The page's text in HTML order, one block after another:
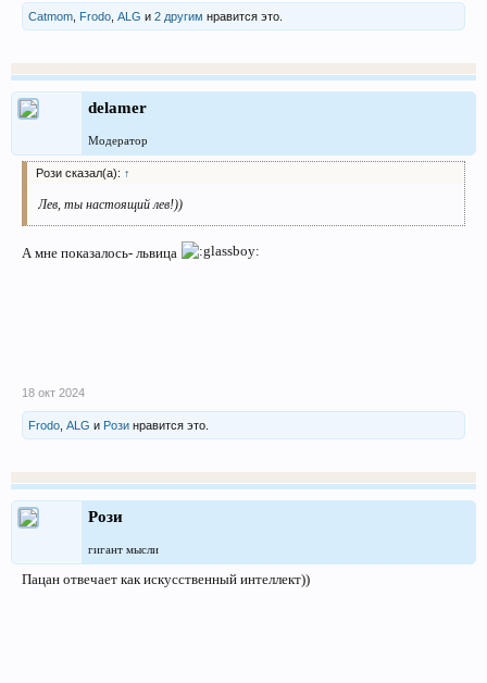
Catmom, Frodo, ALG и 2 другим нравится это.
delamer
Модератор
Рози сказал(а): ↑
Лев, ты настоящий лев!))
А мне показалось- львица
18 окт 2024
Frodo ALG и Рози нравится это.
Рози
гигант мысли
Пацан отвечает как искусственный интеллект))